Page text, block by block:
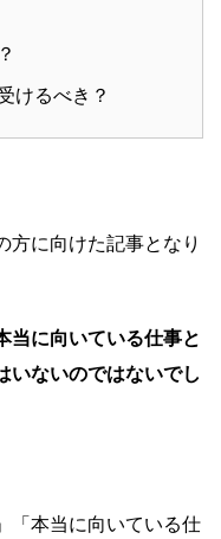
けるべき？
方に向けた記事となり
当に向いている仕事と
いないのではないでし
「本当に向いている仕